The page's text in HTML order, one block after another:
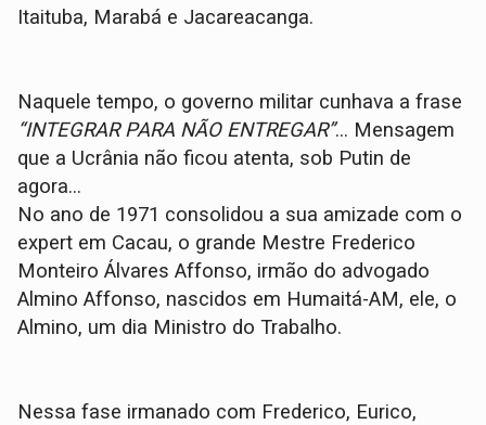
Itaituba, Marabá e Jacareacanga.
Naquele tempo, o governo militar cunhava a frase
“INTEGRAR PARA NÃO ENTREGAR”... Mensagem
que a Ucrânia não ficou atenta, sob Putin de
agora...
No ano de 1971 consolidou a sua amizade com o
expert em Cacau, o grande Mestre Frederico
Monteiro Álvares Affonso, irmão do advogado
Almino Affonso, nascidos em Humaitá-AM, ele, o
Almino, um dia Ministro do Trabalho.
Nessa fase irmanado com Frederico, Eurico,